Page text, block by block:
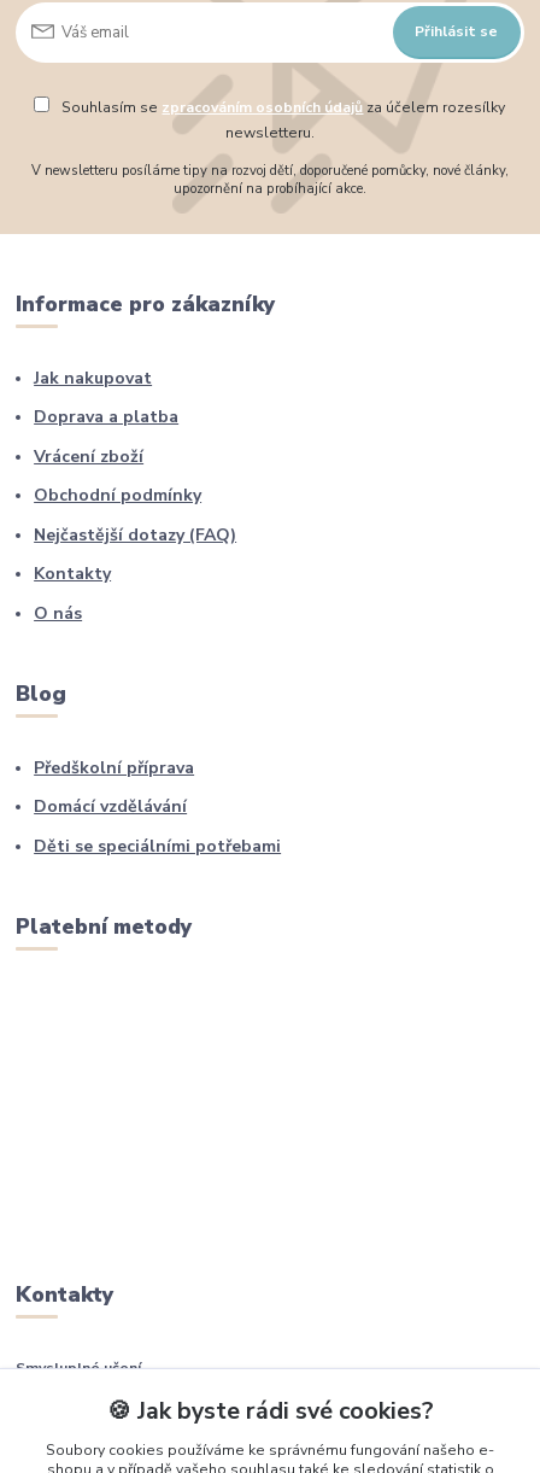
Přihlásit se
Souhlasím se zpracováním osobních údajůza účelem rozesílky
newsletteru.
V newsletteru posíláme tipy na rozvoj dětí, doporučené pomůcky, nové články,
upozornění na probíhající akce.
Informace pro zákazníky
Jak nakupovat
Doprava a platba
Vrácení zboží
Obchodní podmínky
Nejčastější dotazy (FAQ)
Kontakty
O nás
Blog
Předškolní příprava
Domácí vzdělávání
Děti se speciálními potřebami
Platební metody
Kontakty
Smysluplné učení
+420 737 937 936🍪 Jak byste rádi své cookies?
Soubory cookies používáme ke správnému fungování našeho e-
shopu a v případě vašeho souhlasu také ke sledování statistik o